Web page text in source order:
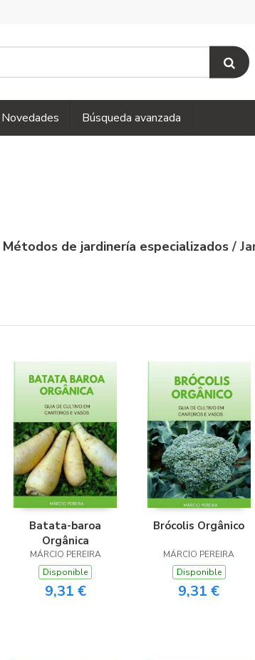
Novedades Búsqueda avanzada
Métodos de jardinería especializados/
Batata-baroa
Orgânica
MÁRCIO PEREIRA
Disponible
9,31 €
Brócolis Orgânico
MÁRCIO PEREIRA
Disponible
9,31 €